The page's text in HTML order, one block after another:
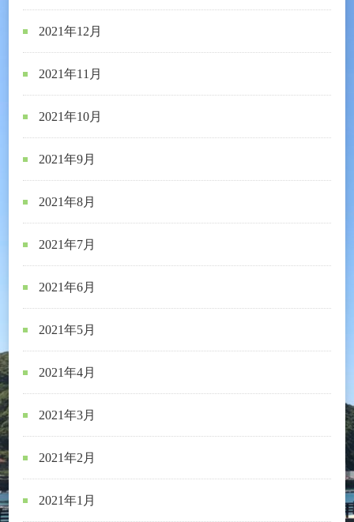
2021年12月
2021年11月
2021年10月
2021年9月
2021年8月
2021年7月
2021年6月
2021年5月
2021年4月
2021年3月
2021年2月
2021年1月